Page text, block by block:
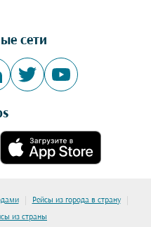
сети
| Рейсы из города в страну |
из страны